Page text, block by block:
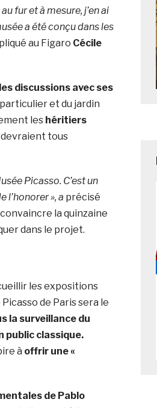
fur et à mesure, j’en ai
a été conçu dans les
au Figaro Cécile
discussions avec ses
et du jardin
les héritiers
devraient tous
Picasso. C’est un
l’honorer », a précisé
convaincre la quinzaine
dans le projet.
les expositions
de Paris sera le
la surveillance du
public classique.
à offrir une «
de Pablo